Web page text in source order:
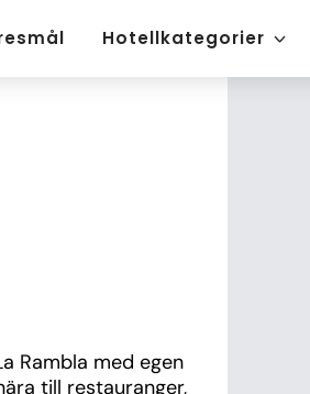
Hotellkategorier
Rambla med egen
till restauranger,